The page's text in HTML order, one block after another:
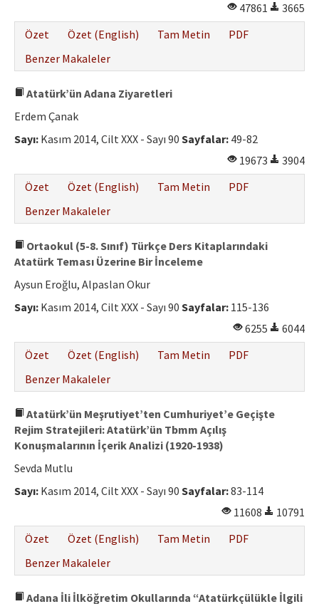
47861
3665
Özet
Özet (English) Tam Metin
PDF
Benzer Makaleler
Atatürk’ün Adana Ziyaretleri
Erdem Çanak
Sayı: Kasım 2014, Cilt XXX - Sayı 90 Sayfalar: 49-82
19673
3904
Özet
Özet (English) Tam Metin
PDF
Benzer Makaleler
Ortaokul (5-8. Sınıf) Türkçe Ders Kitaplarındaki
Atatürk Teması Üzerine Bir İnceleme
Aysun Eroğlu, Alpaslan Okur
Sayı: Kasım 2014, Cilt XXX - Sayı 90 Sayfalar: 115-136
6255
6044
Özet
Özet (English) Tam Metin
PDF
Benzer Makaleler
Atatürk’ün Meşrutiyet’ten Cumhuriyet’e Geçişte
Rejim Stratejileri: Atatürk’ün Tbmm Açılış
Konuşmalarının İçerik Analizi (1920-1938)
Sevda Mutlu
Sayı: Kasım 2014, Cilt XXX - Sayı 90 Sayfalar:83-114
11608
10791
Özet
Özet (English) Tam Metin
PDF
Benzer Makaleler
Adana İli İlköğretim Okullarında “Atatürkçülükle İlgili